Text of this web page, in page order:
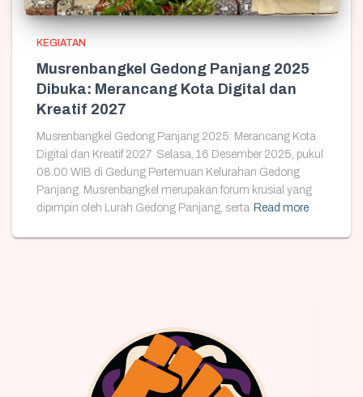
KEGIATAN
Musrenbangkel Gedong Panjang 2025
Dibuka: Merancang Kota Digital dan
Kreatif 2027
Musrenbangkel Gedong Panjang 2025: Merancang Kota
Digital dan Kreatif 2027 Selasa, 16 Desember 2025, pukul
08.00 WIB di Gedung Pertemuan Kelurahan Gedong
Panjang. Musrenbangkel merupakan forum krusial yang
dipimpin oleh Lurah Gedong Panjang, serta Read more